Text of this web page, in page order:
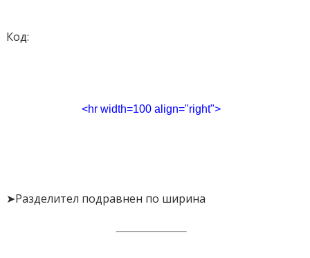
Код:
<hr width=100 align="right">
➤Разделител подравнен по ширина